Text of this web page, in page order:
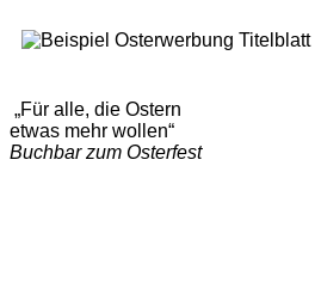
„Für alle, die Ostern
etwas mehr wollen“
Buchbar zum Osterfest